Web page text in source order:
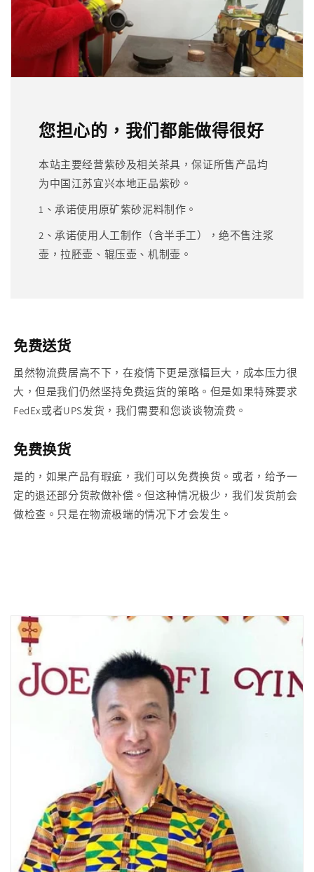
您担心的，我们都能做得很好
本站主要经营紫砂及相关茶具，保证所售产品均
为中国江苏宜兴本地正品紫砂。
1、承诺使用原矿紫砂泥料制作。
2、承诺使用人工制作（含半手工），绝不售注浆
壶，拉胚壶、辊压壶、机制壶。
免费送货
虽然物流费居高不下，在疫情下更是涨幅巨大，成本压力很
大，但是我们仍然坚持免费运货的策略。但是如果特殊要求
FedEx或者UPS发货，我们需要和您谈谈物流费。
免费换货
是的，如果产品有瑕疵，我们可以免费换货。或者，给予一
定的退还部分货款做补偿。但这种情况极少，我们发货前会
做检查。只是在物流极端的情况下才会发生。